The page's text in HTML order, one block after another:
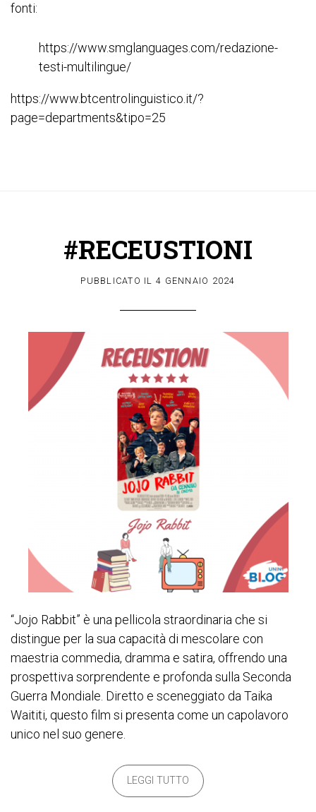
fonti:
https://www.smglanguages.com/redazione-
testi-multilingue/
https://www.btcentrolinguistico.it/?
page=departments&tipo=25
#RECEUSTIONI
PUBBLICATO IL 4 GENNAIO 2024
“Jojo Rabbit” è una pellicola straordinaria che si
distingue per la sua capacità di mescolare con
maestria commedia, dramma e satira, offrendo una
prospettiva sorprendente e profonda sulla Seconda
Guerra Mondiale. Diretto e sceneggiato da Taika
Waititi, questo film si presenta come un capolavoro
unico nel suo genere.
LEGGI TUTTO